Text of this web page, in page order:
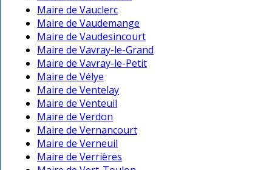
Maire de Vauclerc
Maire de Vaudemange
Maire de Vaudesincourt
Maire de Vavray-le-Grand
Maire de Vavray-le-Petit
Maire de Vélye
Maire de Ventelay
Maire de Venteuil
Maire de Verdon
Maire de Vernancourt
Maire de Verneuil
Maire de Verrières